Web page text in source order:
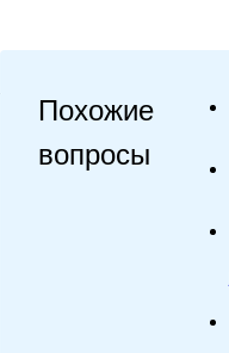
Похожие
вопросы